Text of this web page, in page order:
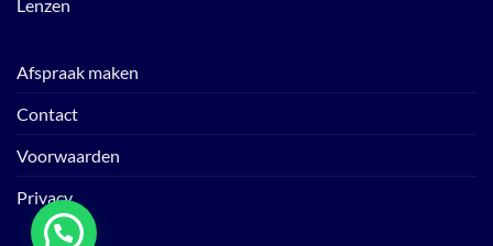
Lenzen
Afspraak maken
Contact
Voorwaarden
Privacy